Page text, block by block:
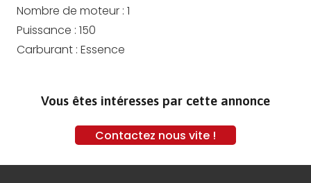
Nombre de moteur : 1
Puissance : 150
Carburant : Essence
Vous êtes intéresses par cette annonce
Contactez nous vite !